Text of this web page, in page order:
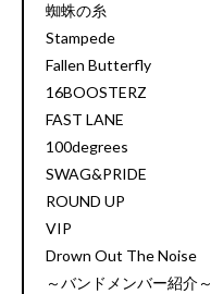
蜘蛛の糸
Stampede
Fallen Butterfly
16BOOSTERZ
FAST LANE
100degrees
SWAG&PRIDE
ROUND UP
VIP
Drown Out The Noise
～バンドメンバー紹介～